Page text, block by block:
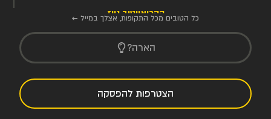
הקריאייטיב ניוז
כל הטובים מכל התקופות, אצלך במייל ←
הארה?
הצטרפות להפסקה